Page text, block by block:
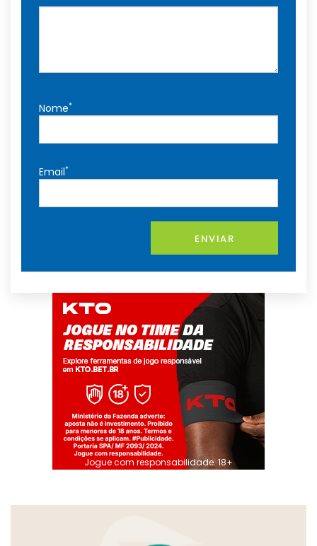
Nome*
Email*
ENVIAR
Jogue com responsabilidade. 18+